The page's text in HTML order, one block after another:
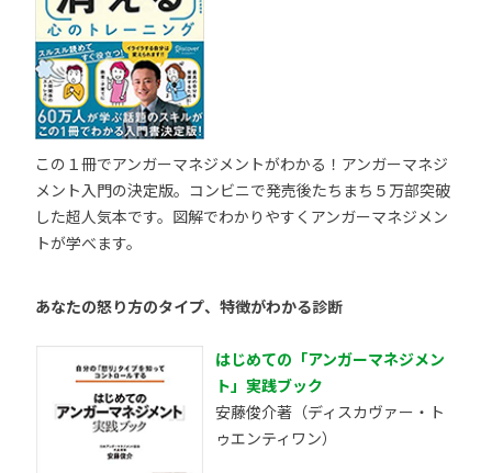
この１冊でアンガーマネジメントがわかる！アンガーマネジ
メント入門の決定版。コンビニで発売後たちまち５万部突破
した超人気本です。図解でわかりやすくアンガーマネジメン
トが学べます。
あなたの怒り方のタイプ、特徴がわかる診断
はじめての「アンガーマネジメン
ト」実践ブック
安藤俊介著（ディスカヴァー・ト
ゥエンティワン）